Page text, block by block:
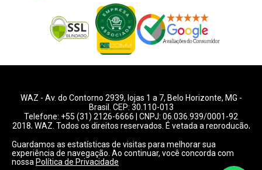
WAZ - Av. do Contorno 2939, lojas 1 a 7, Belo Horizonte, MG -
Brasil. CEP: 30.110-013
Telefone: +55 (31) 2126-6666 | CNPJ: 06.036.939/0001-92
2018, WAZ. Todos os direitos reservados. É vetada a reprodução,
Preços e condições de pagamentos válidos exclusivamente
para compras pelo website.
Guardamos as estatísticas de visitas para melhorar sua
experiência de navegação. Ao continuar, você concorda com
nossa Política de Privacidade